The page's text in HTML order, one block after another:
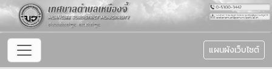
แผนผังเว็บไซต์